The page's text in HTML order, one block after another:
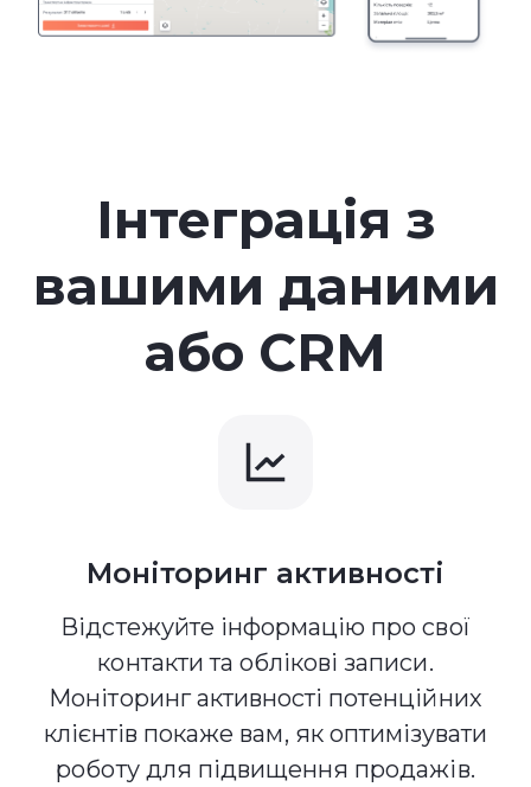
Інтеграція з
вашими даними
або CRM
Моніторинг активності
Відстежуйте інформацію про свої
контакти та облікові записи.
Моніторинг активності потенційних
клієнтів покаже вам, як оптимізувати
роботу для підвищення продажів.